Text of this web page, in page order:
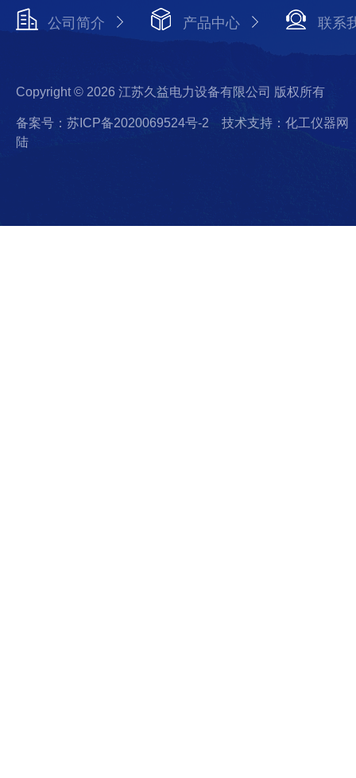
公司简介 产品中心 联系
Copyright © 2026 江苏久益电力设备有限公司 版权所有
备案号：苏ICP备2020069524号-2
技术支持：化工仪器网
陆